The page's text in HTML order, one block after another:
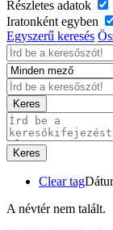
Részletes adatok
Iratonként egyben
Egyszerű keresés
Keres
Keres
Clear tag
A névtér nem talált.